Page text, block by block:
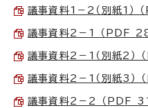
議事資料1－2（別紙1）
議事資料2－1 （PDF
議事資料2－1（別紙2）
議事資料2－1（別紙3）
議事資料2－2 （PDF